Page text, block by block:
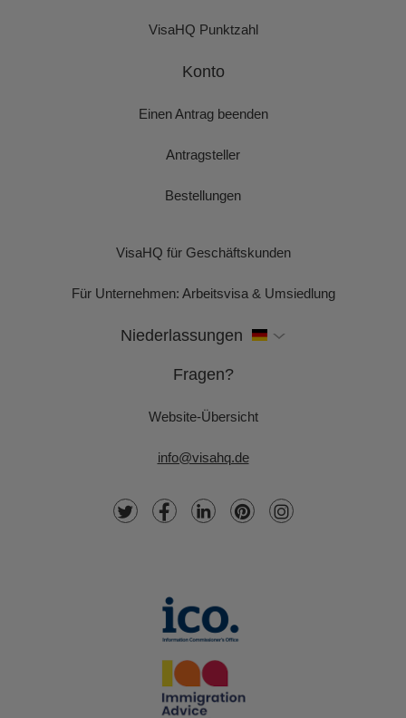
VisaHQ Punktzahl
Konto
Einen Antrag beenden
Antragsteller
Bestellungen
VisaHQ für Geschäftskunden
Für Unternehmen: Arbeitsvisa & Umsiedlung
Niederlassungen
Fragen?
Website-Übersicht
info@visahq.de